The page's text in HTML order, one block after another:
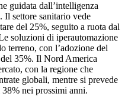
guidata dall’intelligenza
Il settore sanitario vede
del 25%, seguito a ruota dal
soluzioni di iperautomazione
terreno, con l’adozione del
35%. Il Nord America
con la regione che
globali, mentre si prevede
nei prossimi anni.